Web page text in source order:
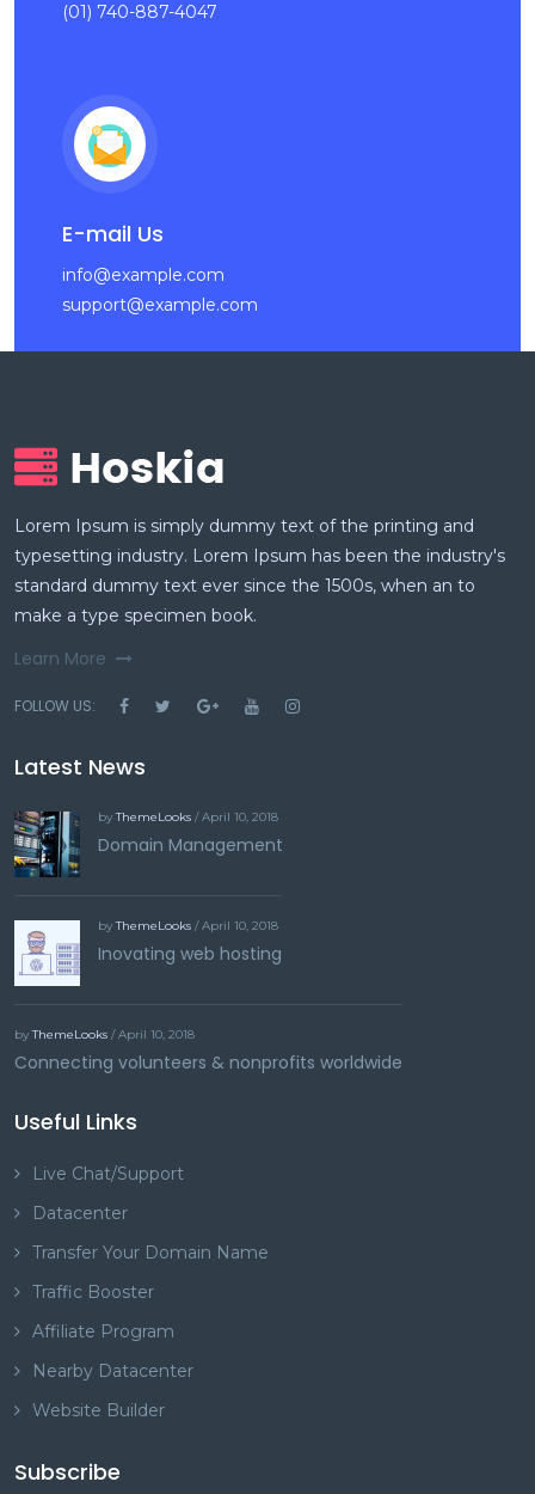
(01) 740-887-4047
E-mail Us
info@example.com
support@example.com
Lorem Ipsum is simply dummy text of the printing and
typesetting industry. Lorem Ipsum has been the industry's
standard dummy text ever since the 1500s, when an to
make a type specimen book.
Learn More
FOLLOW US:
Latest News
byThemeLooks / April 10, 2018
Domain Management
byThemeLooks / April 10, 2018
Inovating web hosting
byThemeLooks / April 10, 2018
Connecting volunteers & nonprofits worldwide
Useful Links
Live Chat/Support
Datacenter
Transfer Your Domain Name
Traffic Booster
Affiliate Program
Nearby Datacenter
Website Builder
Subscribe